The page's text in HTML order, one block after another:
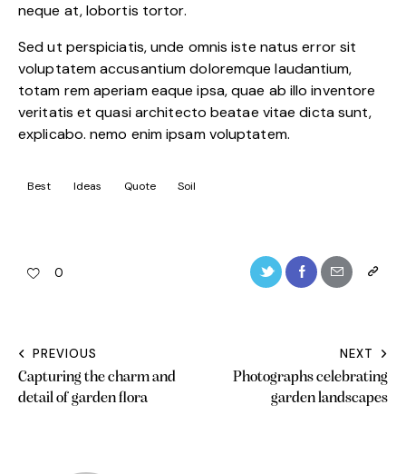
neque at, lobortis tortor.
Sed ut perspiciatis, unde omnis iste natus error sit
voluptatem accusantium doloremque laudantium,
totam rem aperiam eaque ipsa, quae ab illo inventore
veritatis et quasi architecto beatae vitae dicta sunt,
explicabo. nemo enim ipsam voluptatem.
Best Ideas Quote Soil
0
Post
navigation
PREVIOUS
Capturing the charm and
detail of garden flora
NEXT
Photographs celebrating
garden landscapes